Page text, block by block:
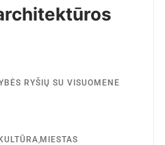
RYŠIŲ SU VISUOMENE
MIESTAS